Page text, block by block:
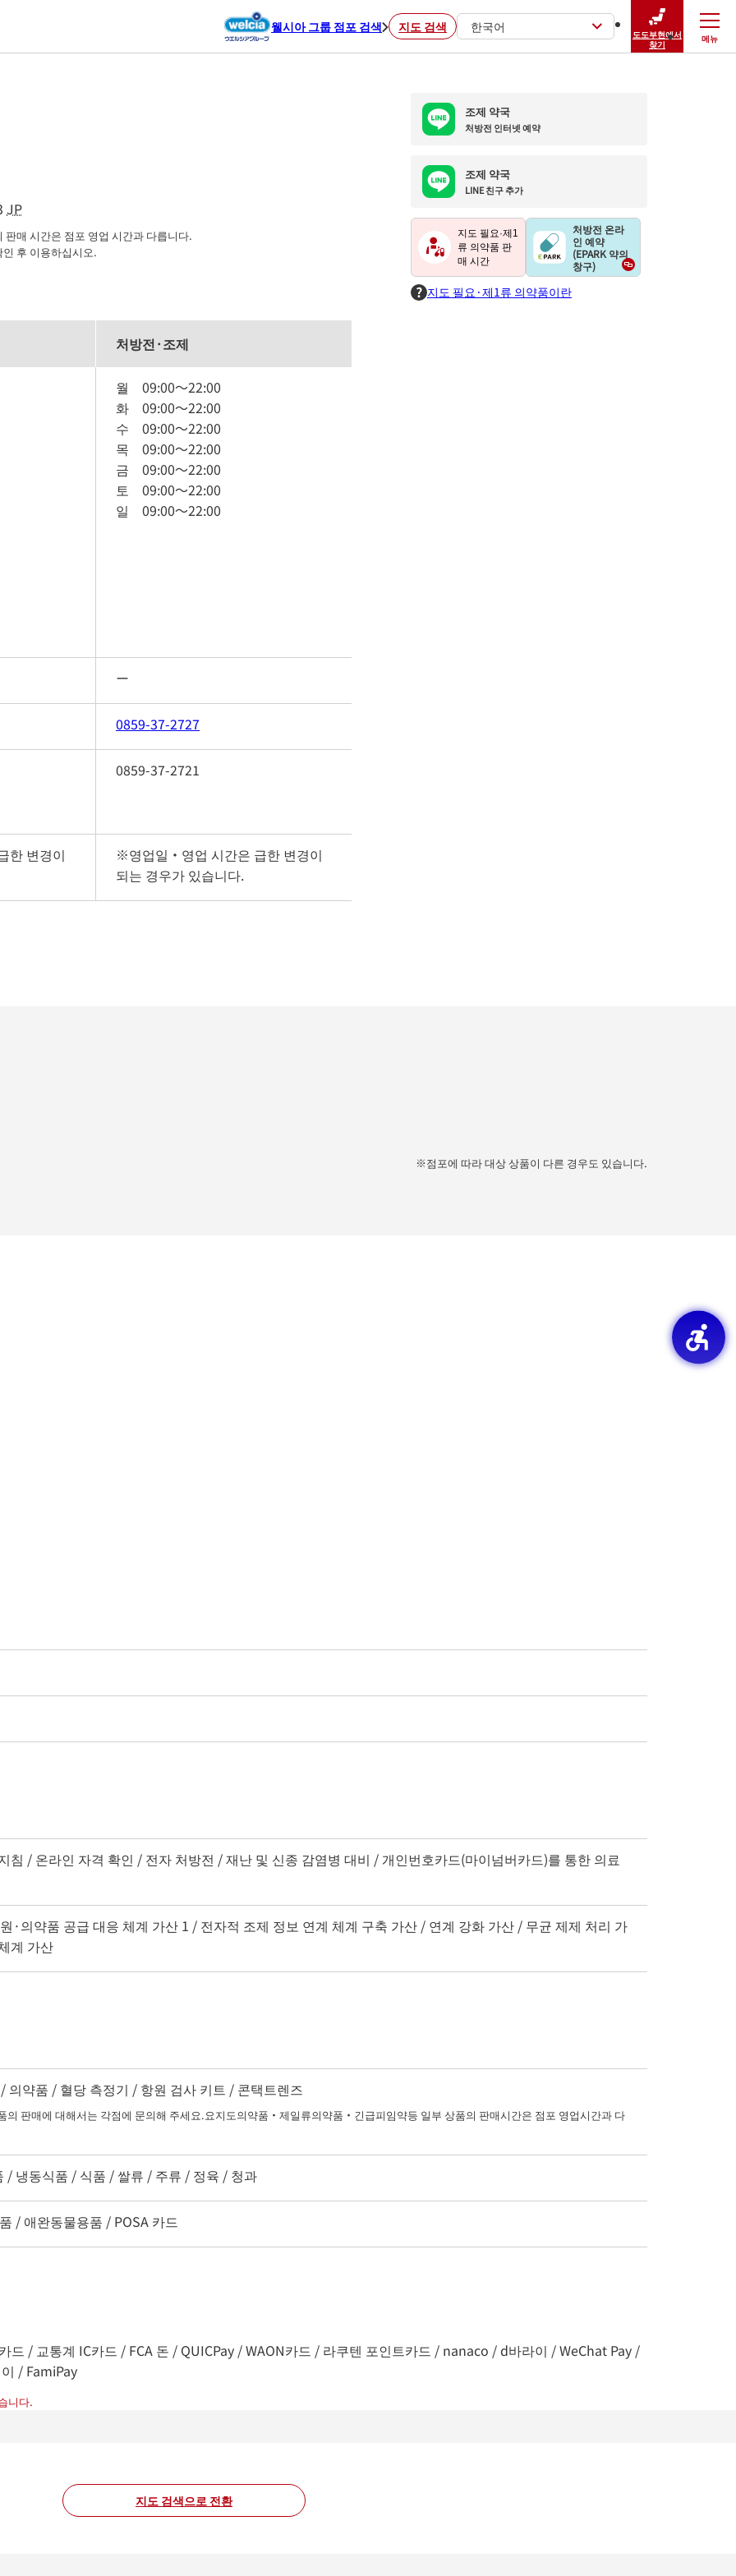
웰시아 그룹 점포 검색 지도 검색 한국어
도도부현에서
찾기
메뉴
닫기
JP
매 시간은 점포 영업 시간과 다릅니다.
후 이용하십시오.
조제 약국
처방전 인터넷 예약
조제 약국
LINE 친구 추가
지도 필요·제1
류 의약품 판
매 시간
처방전 온라
인 예약
(EPARK 약의
창구)
지도 필요·제1류 의약품이란
※점포에 따라 대상 상품이 다른 경우도 있습니다.
처방전·조제
월 09:00～22:00
화 09:00～22:00
수 09:00～22:00
목 09:00～22:00
금 09:00～22:00
토 09:00～22:00
일 09:00～22:00
ー
0859-37-2727
0859-37-2721
한 변경이
※영업일・영업 시간은 급한 변경이
되는 경우가 있습니다.
침 / 온라인 자격 확인 / 전자 처방전 / 재난 및 신종 감염병 대비 / 개인번호카드(마이넘버카드)를 통한 의료
·의약품 공급 대응 체계 가산 1 / 전자적 조제 정보 연계 체계 구축 가산 / 연계 강화 가산 / 무균 제제 처리 가
계 가산
의약품 / 혈당 측정기 / 항원 검사 키트 / 콘택트렌즈
판매에 대해서는 각점에 문의해 주세요.요지도의약품・제일류의약품・긴급피임약등 일부 상품의 판매시간은 점포 영업시간과 다
/ 냉동식품 / 식품 / 쌀류 / 주류 / 정육 / 청과
/ 애완동물용품 / POSA 카드
드 / 교통계 IC카드 / FCA 돈 / QUICPay / WAON카드 / 라쿠텐 포인트카드 / nanaco / d바라이 / WeChat Pay /
/ FamiPay
니다.
지도 검색으로 전환